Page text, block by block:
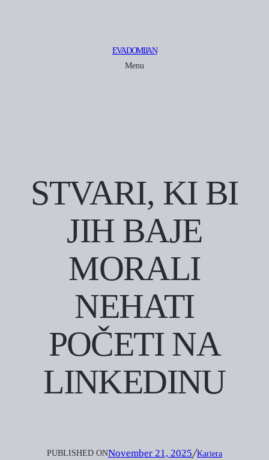
EVA DOMIJAN
Menu
STVARI, KI BI
JIH BAJE
MORALI
NEHATI
POČETI NA
LINKEDINU
PUBLISHED ONNovember 21, 2025╱Kariera